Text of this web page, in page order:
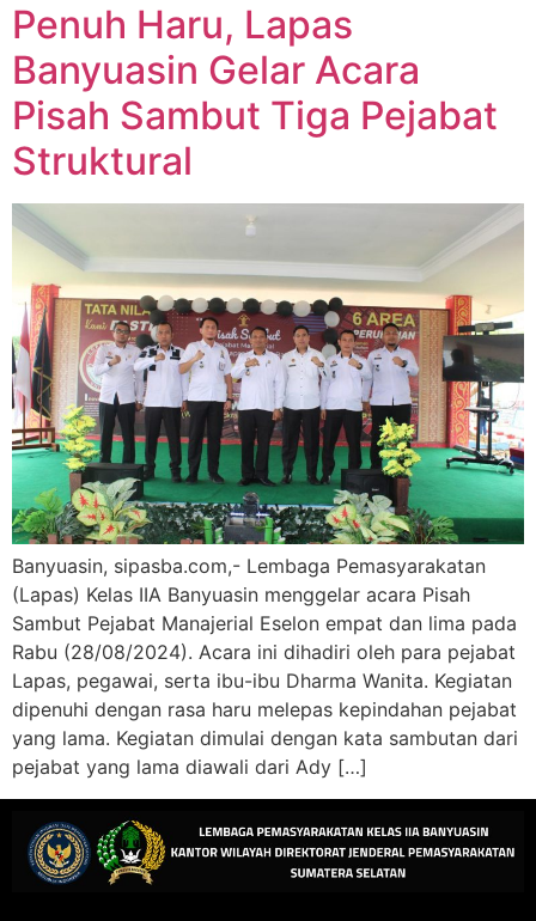
Penuh Haru, Lapas
Banyuasin Gelar Acara
Pisah Sambut Tiga Pejabat
Struktural
Banyuasin, sipasba.com,- Lembaga Pemasyarakatan
(Lapas) Kelas IIA Banyuasin menggelar acara Pisah
Sambut Pejabat Manajerial Eselon empat dan lima pada
Rabu (28/08/2024). Acara ini dihadiri oleh para pejabat
Lapas, pegawai, serta ibu-ibu Dharma Wanita. Kegiatan
dipenuhi dengan rasa haru melepas kepindahan pejabat
yang lama. Kegiatan dimulai dengan kata sambutan dari
pejabat yang lama diawali dari Ady […]